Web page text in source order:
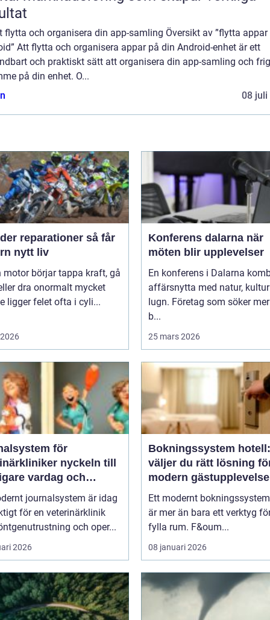
flytta och organisera din app-samling Översikt av ”flytta appar
Att flytta och organisera appar på din Android-enhet är ett
och praktiskt sätt att organisera din app-samling och
på din enhet. O...
08 juli
reparationer så får
nytt liv
motor börjar tappa kraft, gå
dra onormalt mycket
ligger felet ofta i cyli...
Konferens dalarna när
möten blir upplevelser
En konferens i Dalarna
affärsnytta med natur,
lugn. Företag som söker
b...
25 mars 2026
för
nyckeln till
vardag och
vård
journalsystem är idag
för en veterinärklinik
och oper...
2026
Bokningssystem
väljer du rätt lösning
modern gästupplevelse
Ett modernt
är mer än bara ett verktyg
fylla rum. F&oum...
08 januari 2026